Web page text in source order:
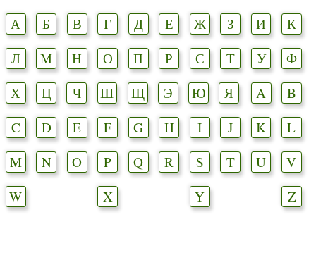
А Б В Г Д Е Ж З И
К
Л
М Н О П Р С Т У
Ф
Х
Ц Ч Ш Щ Э Ю Я A
B
C
D E F G H I J K
L
M
N O P Q R S T U
V
W
X Y Z